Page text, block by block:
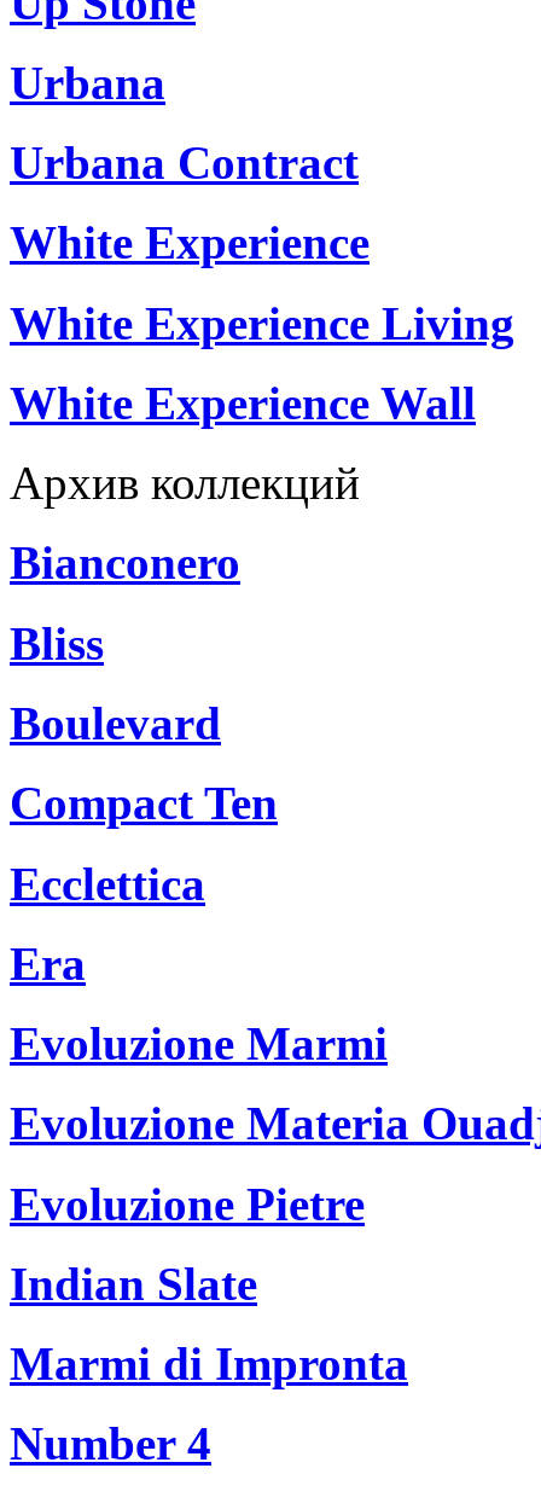
Urbana
Urbana Contract
White Experience
White Experience Living
White Experience Wall
Архив коллекций
Bianconero
Bliss
Boulevard
Compact Ten
Ecclettica
Era
Evoluzione Marmi
Evoluzione Materia
Evoluzione Pietre
Indian Slate
Marmi di Impronta
Number 4